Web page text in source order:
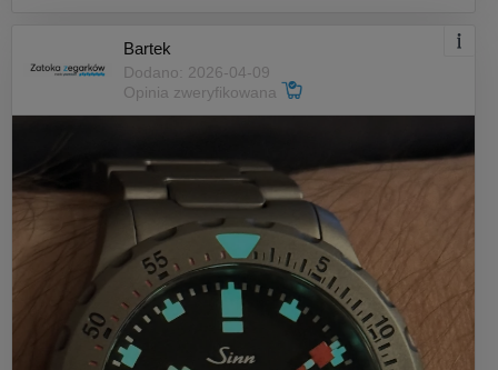
Bartek
Dodano: 2026-04-09
Opinia zweryfikowana